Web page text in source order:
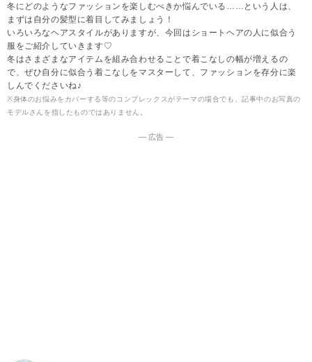
冬にどのようなファッションを楽しむべきか悩んでいる……という人は、
まずは自分の髪型に着目してみましょう！
いろいろなヘアスタイルがありますが、今回はショートヘアの人に似合う
服をご紹介していきます♡
冬はさまざまなアイテムを組み合わせることで着こなしの幅が増えるの
で、ぜひ自分に似合う着こなしをマスターして、ファッションを存分に楽
しんでくださいね♪
※身体のお悩みをカバーする等のコンプレックスがテーマの場合でも、記事中のお写真の
モデルさんを指したものではありません。
― 広告 ―